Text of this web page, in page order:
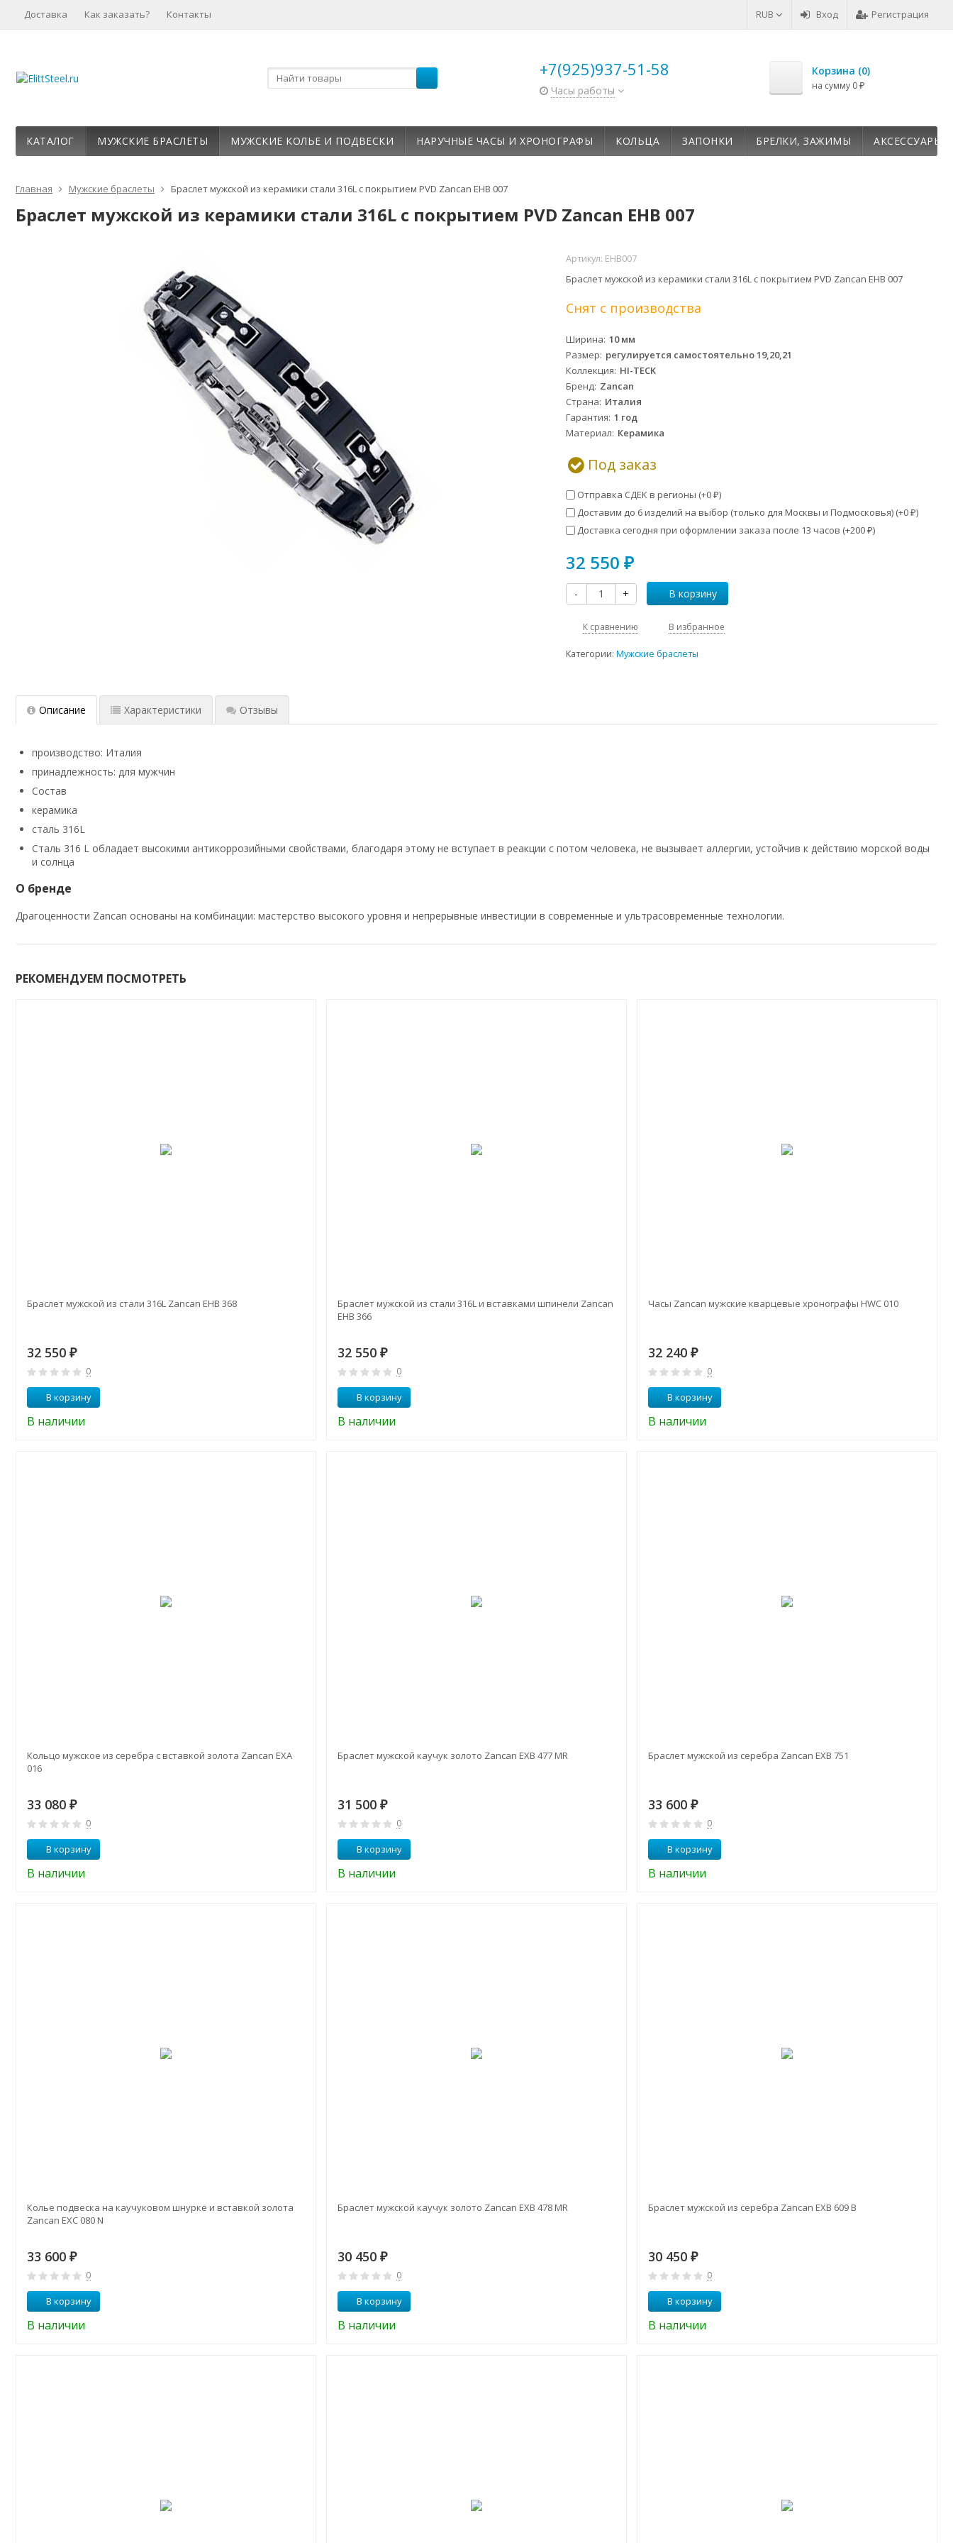
RUB Вход Регистрация
Доставка Как заказать? Контакты
+7(925)937-51-58
Часы работы
Корзина (0)
на сумму 0 ₽
КАТАЛОГ МУЖСКИЕ БРАСЛЕТЫ МУЖСКИЕ КОЛЬЕ И ПОДВЕСКИ НАРУЧНЫЕ ЧАСЫ И ХРОНОГРАФЫ КОЛЬЦА ЗАПОНКИ БРЕЛКИ, ЗАЖИМЫ АКСЕССУАРЫ
Главная Мужские браслеты Браслет мужской из керамики стали 316L c покрытием PVD Zancan EHB 007
Браслет мужской из керамики стали 316L c покрытием PVD Zancan EHB 007
Артикул: EHB007
Браслет мужской из керамики стали 316L c покрытием PVD Zancan EHB 007
Снят с производства
Ширина 10 мм
Размер регулируется самостоятельно 19,20,21
Коллекция HI-TECK
Бренд Zancan
Страна Италия
Гарантия 1 год
Материал Керамика
Под заказ
Отправка СДЕК в регионы (+0 ₽)
Доставим до 6 изделий на выбор (только для Москвы и Подмосковья) (+0 ₽)
Доставка сегодня при оформлении заказа после 13 часов (+200 ₽)
32 550 ₽
- + В корзину
К сравнению В избранное
Категории: Мужские браслеты
Описание Характеристики Отзывы
производство: Италия
принадлежность: для мужчин
Состав
керамика
сталь 316L
Сталь 316 L обладает высокими антикоррозийными свойствами, благодаря этому не вступает в реакции с потом человека, не вызывает аллергии, устойчив к действию морской воды
и солнца
О бренде
Драгоценности Zancan основаны на комбинации: мастерство высокого уровня и непрерывные инвестиции в современные и ультрасовременные технологии.
РЕКОМЕНДУЕМ ПОСМОТРЕТЬ
Браслет мужской из стали 316L Zancan EHB 368
32 550 ₽
0
В корзину
В наличии
Браслет мужской из стали 316L и вставками шпинели Zancan
EHB 366
32 550 ₽
0
В корзину
В наличии
Часы Zancan мужские кварцевые хронографы HWC 010
32 240 ₽
0
В корзину
В наличии
Кольцо мужское из серебра с вставкой золота Zancan EXA
016
33 080 ₽
0
В корзину
В наличии
Браслет мужской каучук золото Zancan EXB 477 MR
31 500 ₽
0
В корзину
В наличии
Браслет мужской из серебра Zancan EXB 751
33 600 ₽
0
В корзину
В наличии
Колье подвеска на каучуковом шнурке и вставкой золота
Zancan EXC 080 N
33 600 ₽
0
В корзину
В наличии
Браслет мужской каучук золото Zancan EXB 478 MR
30 450 ₽
0
В корзину
В наличии
Браслет мужской из серебра Zancan EXB 609 B
30 450 ₽
0
В корзину
В наличии